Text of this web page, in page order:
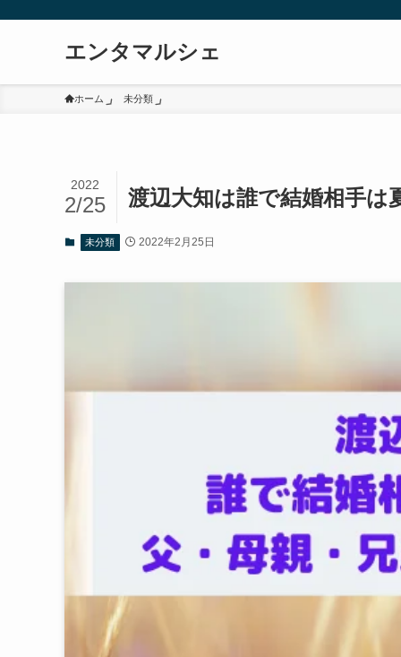
エンタマルシェ
ホーム 未分類
渡辺大知は誰で結婚相手は
2022
2/25
未分類 2022年2月25日